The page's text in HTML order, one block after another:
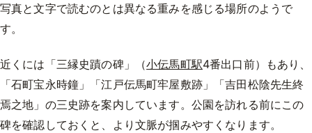
写真と文字で読むのとは異なる重みを感じる場所のようで
す。
近くには「三縁史蹟の碑」（小伝馬町駅4番出口前）もあり、
「石町宝永時鐘」「江戸伝馬町牢屋敷跡」「吉田松陰先生終
焉之地」の三史跡を案内しています。公園を訪れる前にこの
碑を確認しておくと、より文脈が掴みやすくなります。